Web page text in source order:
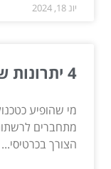
יונ 18, 2024
4 יתרונות של esim
מי שהופיע
הצורך בכרטיסי...